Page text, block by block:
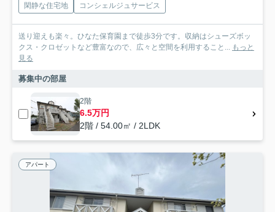
閑静な住宅地
コンシェルジュサービス
送り迎えも楽々。ひなた保育園まで徒歩3分です。収納はシューズボッ
クス・クロゼットなど豊富なので、広々と空間を利用すること... もっと
見る
募集中の部屋
2階
6.5万円
2階 / 54.00㎡ / 2LDK
アパート